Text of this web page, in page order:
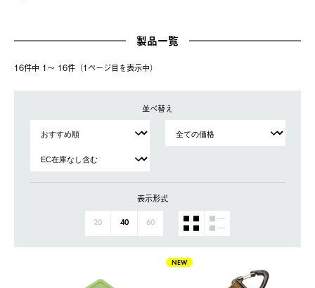
製品一覧
16件中 1〜 16件（1ページ⽬を表⽰中）
並べ替え
表示形式
20 40 60
NEW